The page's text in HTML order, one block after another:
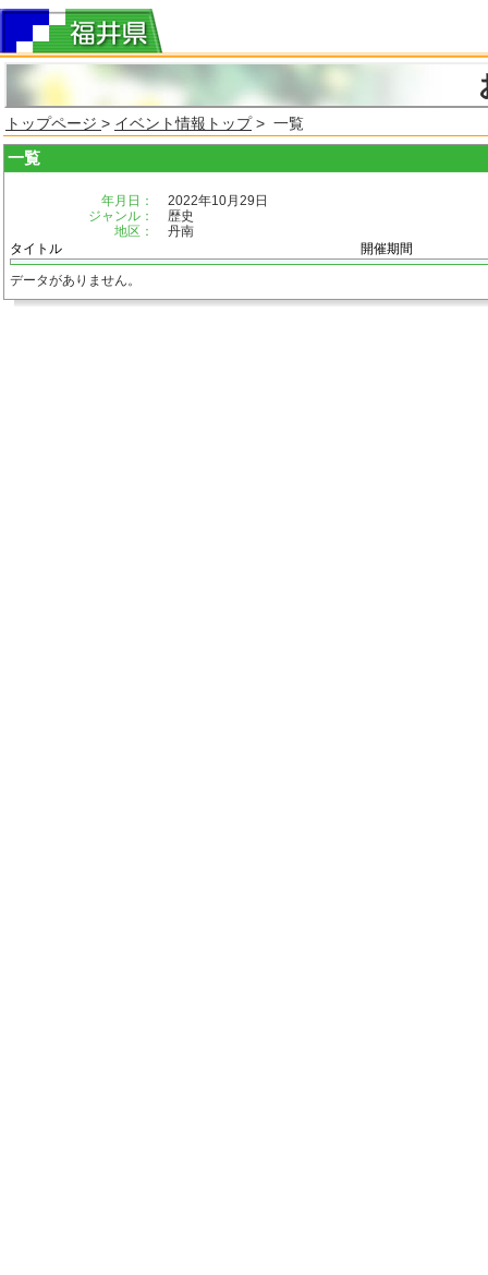
トップページ > イベント情報トップ> 一覧
一覧
年月日：
2022年10月29日
ジャンル：
歴史
地区：
丹南
タイトル
開催期間
データがありません。